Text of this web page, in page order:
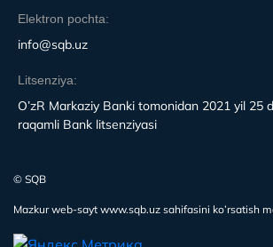
Elektron pochta:
info@sqb.uz
Litsenziya:
O’zR Markaziy Banki tomonidan 2021 yil 25
raqamli Bank litsenziyasi
© SQB
Mazkur web-sayt www.sqb.uz sahifasini ko’rsatish